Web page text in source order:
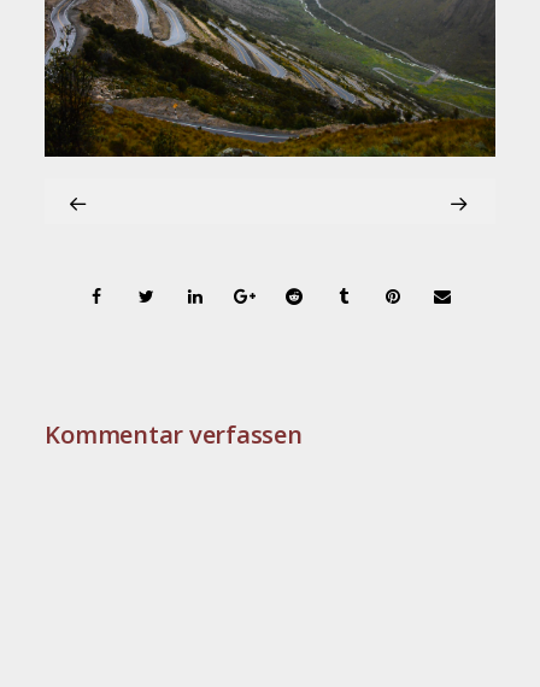
Kommentar verfassen